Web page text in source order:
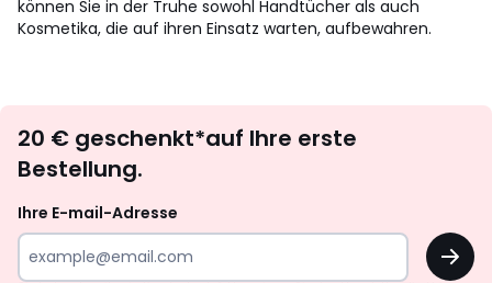
können Sie in der Truhe sowohl Handtücher als auch
Kosmetika, die auf ihren Einsatz warten, aufbewahren.
abonnieren
20 € geschenkt*auf Ihre erste
Bestellung.
Ihre E-mail-Adresse
OK